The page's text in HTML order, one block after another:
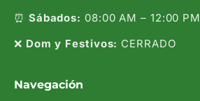
⏰ Sábados: 08:00 AM – 12:00 PM
❌ Dom y Festivos: CERRADO
Navegación